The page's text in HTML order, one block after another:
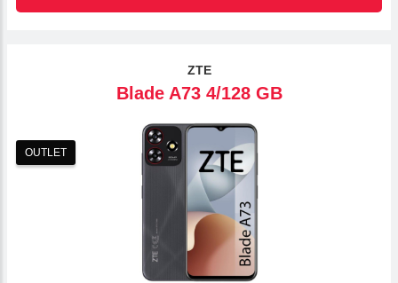
ZTE
Blade A73 4/128 GB
OUTLET